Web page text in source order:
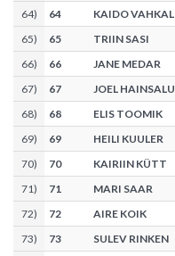
64) 64
KAIDO VAHKAL
65) 65
TRIIN SASI
66) 66
JANE MEDAR
67) 67
JOEL HAINSALU
68) 68
ELIS TOOMIK
69) 69
HEILI KUULER
70) 70
KAIRIIN KÜTT
71) 71
MARI SAAR
72) 72
AIRE KOIK
73) 73
SULEV RINKEN